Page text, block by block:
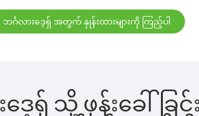
ဘင်္ဂလားဒေ့ရှ် အတွက် နှုန်းထားများကို ကြည့်ပါ
းဒေ့ရှ် သို့ ဖုန်းခေ